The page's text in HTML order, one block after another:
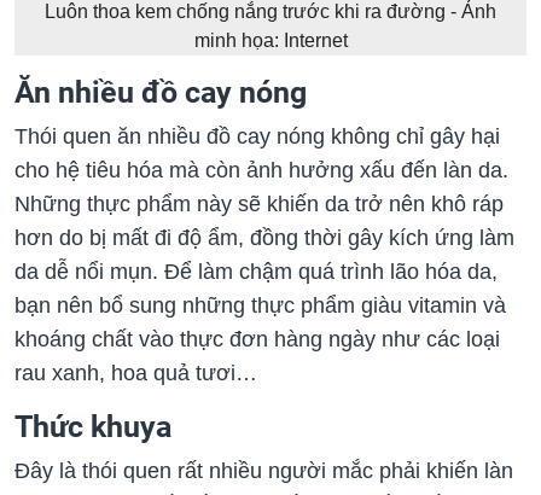
Luôn thoa kem chống nắng trước khi ra đường - Ảnh
minh họa: Internet
Ăn nhiều đồ cay nóng
Thói quen ăn nhiều đồ cay nóng không chỉ gây hại
cho hệ tiêu hóa mà còn ảnh hưởng xấu đến làn da.
Những thực phẩm này sẽ khiến da trở nên khô ráp
hơn do bị mất đi độ ẩm, đồng thời gây kích ứng làm
da dễ nổi mụn. Để làm chậm quá trình lão hóa da,
bạn nên bổ sung những thực phẩm giàu vitamin và
khoáng chất vào thực đơn hàng ngày như các loại
rau xanh, hoa quả tươi…
Thức khuya
Đây là thói quen rất nhiều người mắc phải khiến làn